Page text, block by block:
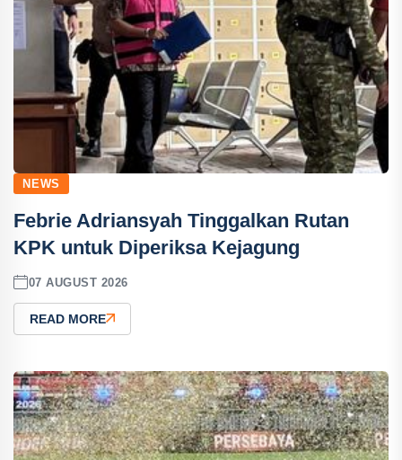
NEWS
Febrie Adriansyah Tinggalkan Rutan
KPK untuk Diperiksa Kejagung
07 AUGUST 2026
READ MORE